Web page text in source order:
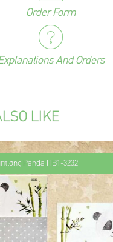
Order Form
And Orders
LIKE
Panda ΠΒ1-3232